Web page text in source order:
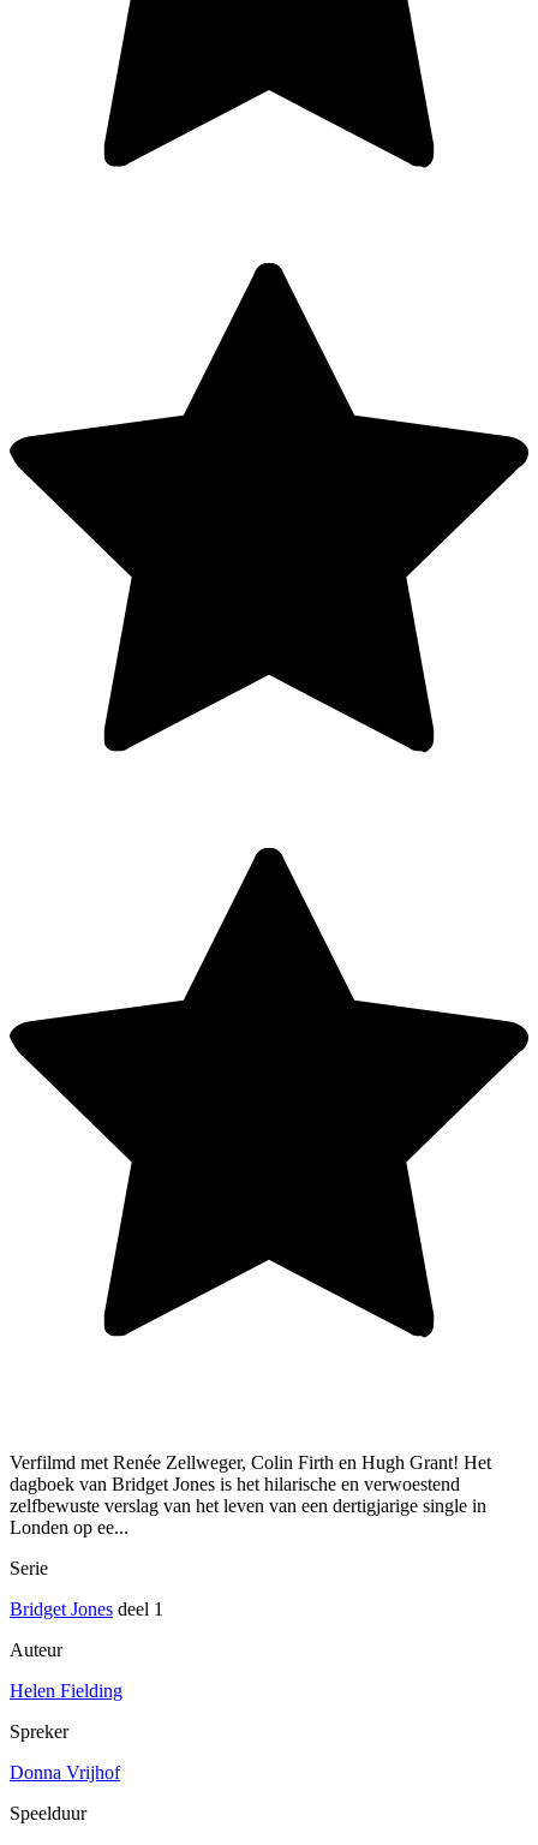
Verfilmd met Renée Zellweger, Colin Firth en Hugh Grant! Het
dagboek van Bridget Jones is het hilarische en verwoestend
zelfbewuste verslag van het leven van een dertigjarige single in
Londen op ee...
Serie
Bridget Jones deel 1
Auteur
Helen Fielding
Spreker
Donna Vrijhof
Speelduur